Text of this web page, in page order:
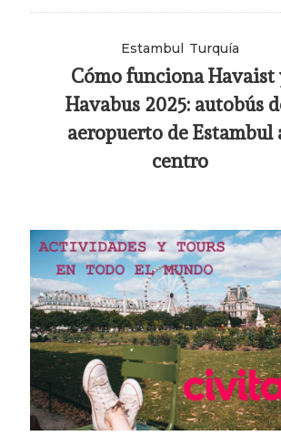
Estambul Turquía
Cómo funciona Havaist
Havabus 2025: autobús
aeropuerto de Estambul
centro